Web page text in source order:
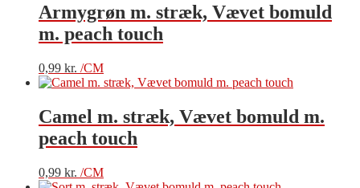
Armygrøn m. stræk, Vævet bomuld
m. peach touch
0,99 kr. /CM
Camel m. stræk, Vævet bomuld m.
peach touch
0,99 kr. /CM